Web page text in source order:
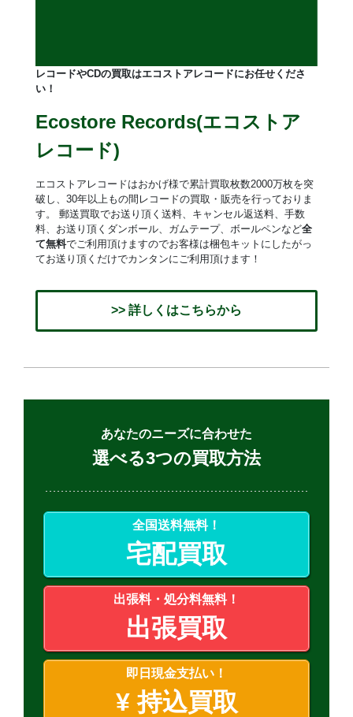
レコードやCDの買取はエコストアレコードにお任せくださ
い！
Ecostore Records(エコストア
レコード)
エコストアレコードはおかげ様で累計買取枚数2000万枚を突
破し、30年以上もの間レコードの買取・販売を行っておりま
す。 郵送買取でお送り頂く送料、キャンセル返送料、手数
料、お送り頂くダンボール、ガムテープ、ボールペンなど全
て無料でご利用頂けますのでお客様は梱包キットにしたがっ
てお送り頂くだけでカンタンにご利用頂けます！
>> 詳しくはこちらから
あなたのニーズに合わせた
選べる3つの買取方法
全国送料無料！
宅配買取
出張料・処分料無料！
出張買取
即日現金支払い！
¥持込買取